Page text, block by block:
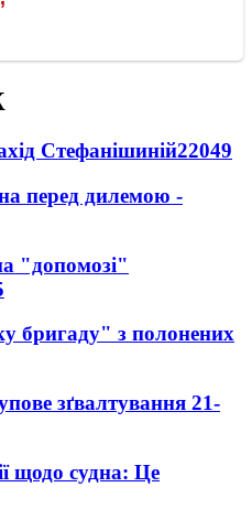
Стефанішиній22049
перед дилемою -
"допомозі"
бригаду" з полонених
зґвалтування 21-
щодо судна: Це